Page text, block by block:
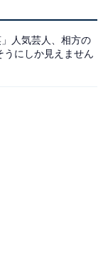
」人気芸人、相方の
うにしか見えません